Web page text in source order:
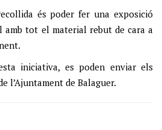
és poder fer una exposició
amb tot el material rebut de cara a
iniciativa, es poden enviar els
l’Ajuntament de Balaguer.